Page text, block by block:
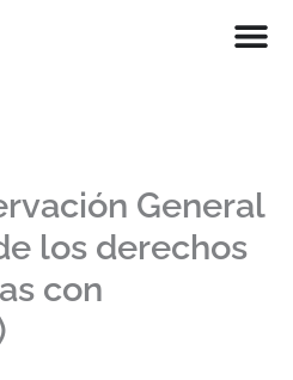
General
los derechos
con